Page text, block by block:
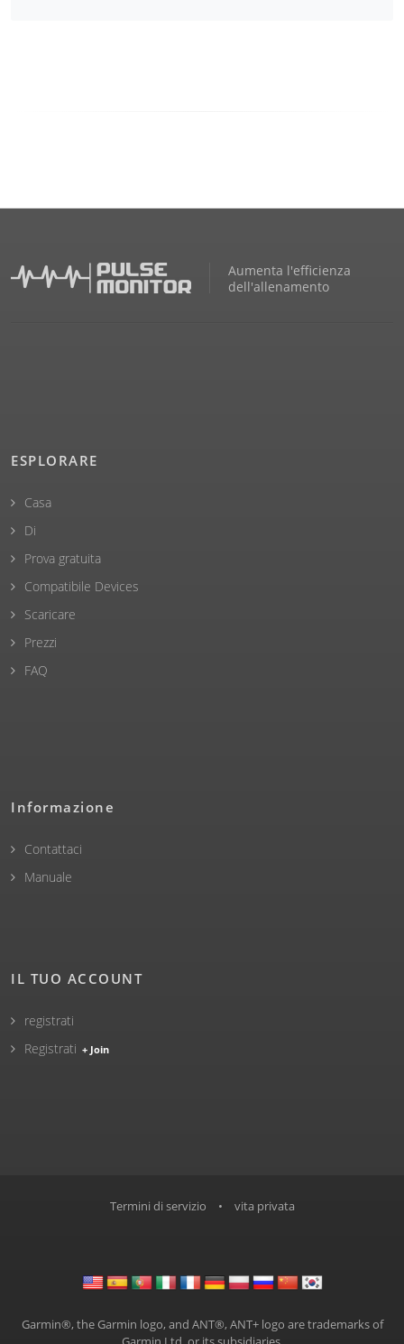
Aumenta l'efficienza
dell'allenamento
ESPLORARE
Casa
Di
Prova gratuita
Compatibile Devices
Scaricare
Prezzi
FAQ
Informazione
Contattaci
Manuale
IL TUO ACCOUNT
registrati
Registrati + Join
Termini di servizio • vita privata
Garmin®, the Garmin logo, and ANT®, ANT+ logo are trademarks of